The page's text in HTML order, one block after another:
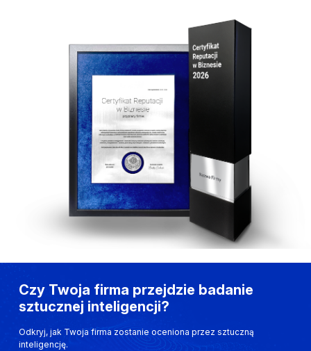
Czy Twoja firma przejdzie badanie
sztucznej inteligencji?
Odkryj, jak Twoja firma zostanie oceniona przez sztuczną
inteligencję.